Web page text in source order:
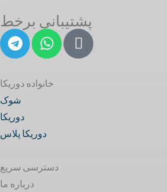
پشتیبانی برخط
خانواده دوریکا
شوک
دوریکا
دوریکا پلاس
دسترسی سریع
درباره ما